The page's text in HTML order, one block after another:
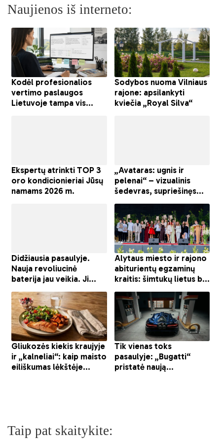
Naujienos iš interneto:
Taip pat skaitykite: